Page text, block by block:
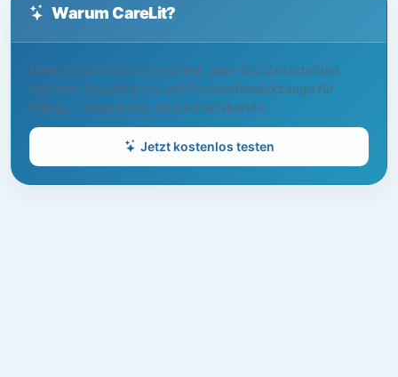
Warum CareLit?
Mehr als 500.000 Fachartikel, über 450 Zeitschriften,
Volltexte, Readerlisten und Recherchewerkzeuge für
Pflege, Therapie und Gesundheitsberufe.
Jetzt kostenlos testen